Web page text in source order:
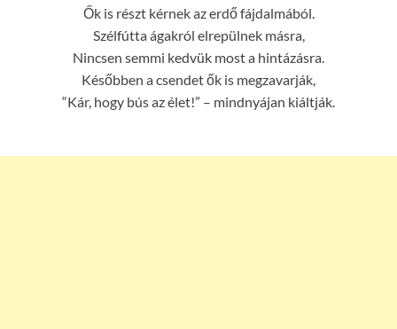
Ők is részt kérnek az erdő fájdalmából.
Szélfútta ágakról elrepülnek másra,
Nincsen semmi kedvük most a hintázásra.
Későbben a csendet ők is megzavarják,
“Kár, hogy bús az élet!” – mindnyájan kiáltják.